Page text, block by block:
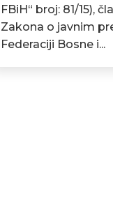
FBiH“ broj: 81/15),
Zakona o javnim
Federaciji Bosne i...